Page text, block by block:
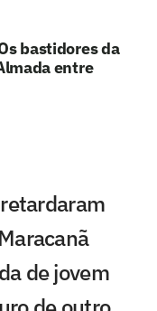
bastidores da
entre
de jovem